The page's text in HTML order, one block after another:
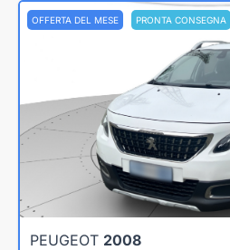
OFFERTA DEL MESE PRONTA CONSEGNA
PEUGEOT 2008